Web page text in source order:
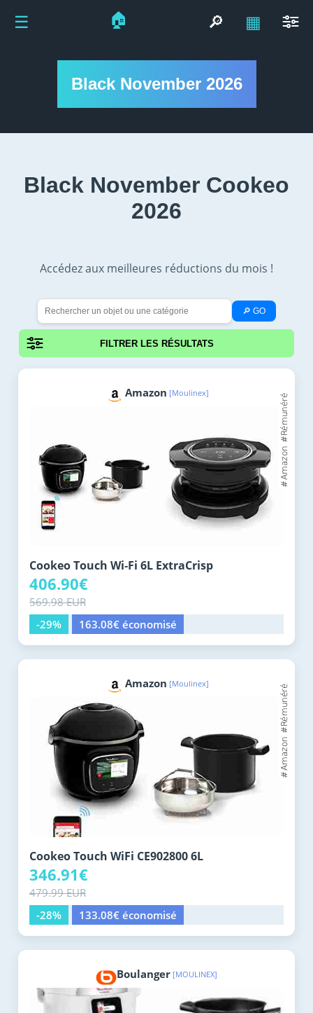
Black November 2026
Black November Cookeo
2026
Accédez aux meilleures réductions du mois !
🔎 GO
☰ 🏠 🔎 ▦
FILTRER LES RÉSULTATS
Amazon [Moulinex]
Cookeo Touch Wi‑Fi 6L ExtraCrisp
406.90€
569.98 EUR
-29%
163.08€ économisé
Amazon [Moulinex]
Cookeo Touch WiFi CE902800 6L
346.91€
479.99 EUR
-28%
133.08€ économisé
Boulanger [MOULINEX]